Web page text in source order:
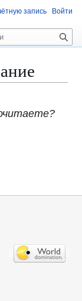
запись Войти